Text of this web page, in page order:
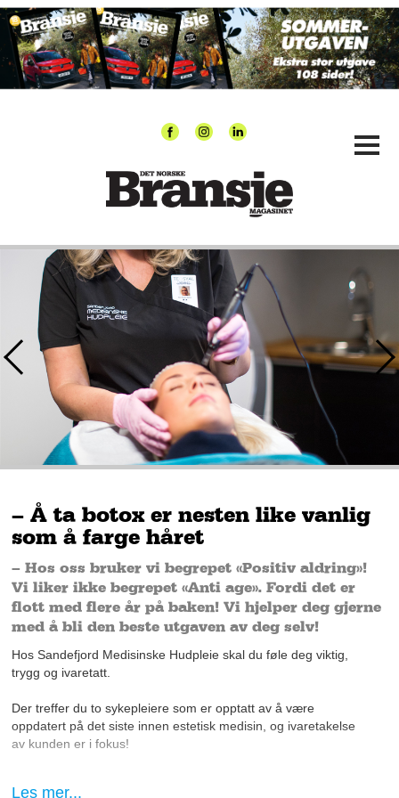
– Å ta botox er nesten like vanlig
som å farge håret
– Hos oss bruker vi begrepet «Positiv aldring»!
Vi liker ikke begrepet «Anti age». Fordi det er
flott med flere år på baken! Vi hjelper deg gjerne
med å bli den beste utgaven av deg selv!
Hos Sandefjord Medisinske Hudpleie skal du føle deg viktig,
trygg og ivaretatt.
Der treffer du to sykepleiere som er opptatt av å være
oppdatert på det siste innen estetisk medisin, og ivaretakelse
av kunden er i fokus!
Les mer...